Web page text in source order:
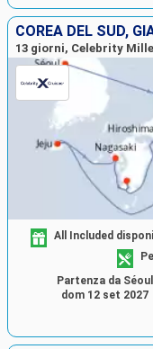
COREA DEL SUD,
13 giorni, Celebrity
All Included
Partenza da Séoul
dom 12 set 2027